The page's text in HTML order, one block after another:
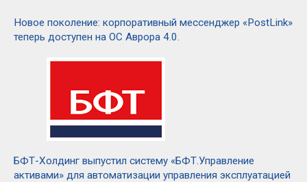
Новое поколение: корпоративный мессенджер «PostLink»
теперь доступен на ОС Аврора 4.0.
БФТ-Холдинг выпустил систему «БФТ.Управление
активами» для автоматизации управления эксплуатацией